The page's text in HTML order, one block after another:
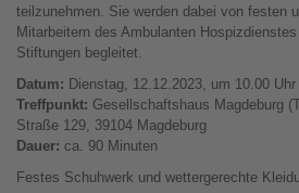
teilzunehmen. Sie werden dabei von festen
Mitarbeitern des Ambulanten
Stiftungen begleitet.
Datum: Dienstag, 12.12.2023, um 10.00 Uhr
Treffpunkt: Gesellschaftshaus Magdeburg
Straße 129, 39104 Magdeburg
Dauer: ca. 90 Minuten
Festes Schuhwerk und wettergerechte